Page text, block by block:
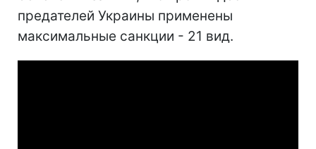
предателей Украины применены
максимальные санкции - 21 вид.